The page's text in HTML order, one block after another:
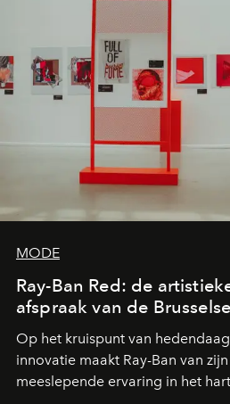
MODE
Ray-Ban Red: de
afspraak van de
Op het kruispunt van
innovatie maakt Ray-Ban van
meeslepende ervaring in het